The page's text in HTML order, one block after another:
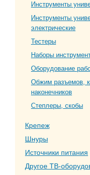
Инструменты
Инструменты
электрические
Тестеры
Наборы
Оборудование
Обжим разъемов,
наконечников
Степлеры, скобы
Крепеж
Шнуры
Источники питания
Другое ТВ-